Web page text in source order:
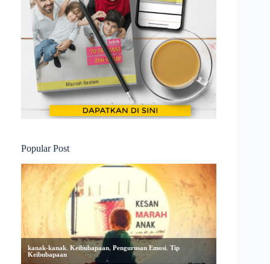
Popular Post